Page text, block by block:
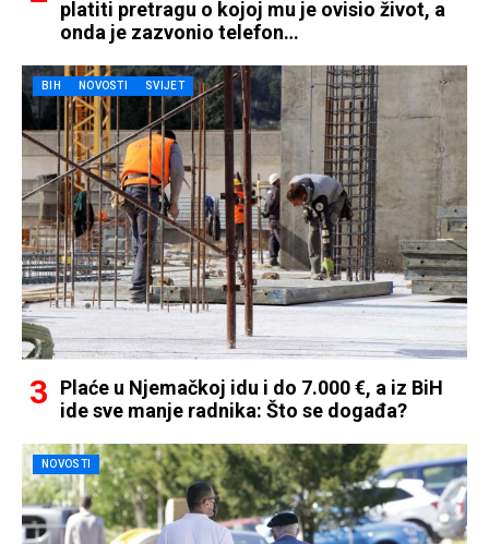
platiti pretragu o kojoj mu je ovisio život, a
onda je zazvonio telefon…
BIH NOVOSTI SVIJET
Plaće u Njemačkoj idu i do 7.000 €, a iz BiH
ide sve manje radnika: Što se događa?
NOVOSTI